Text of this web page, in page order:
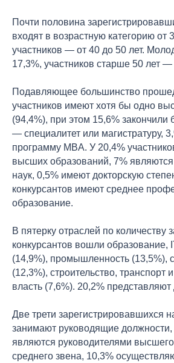
Почти половина
входят в возрастную категорию от
участников — от 40 до 50 лет.
17,3%, участников старше 50 лет —
Подавляющее большинство
участников имеют хотя бы одно
(94,4%), при этом 15,6% закончили
— специалитет или магистратуру,
программу MBA. У 20,4%
высших образований, 7%
наук, 0,5% имеют докторскую
конкурсантов имеют среднее
образование.
В пятерку отраслей по количеству
конкурсантов вошли
(14,9%), промышленность (13,5%),
(12,3%), строительство, транспорт
власть (7,6%). 20,2% представляют
Две трети зарегистрировавшихся
занимают руководящие
являются руководителями
среднего звена, 10,3%